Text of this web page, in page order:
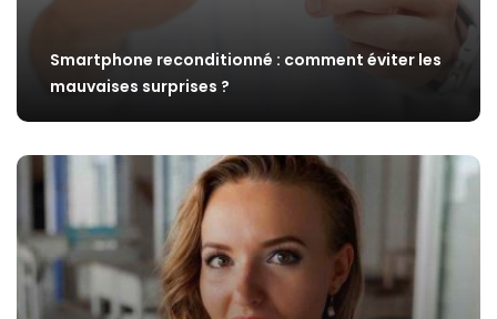
Smartphone reconditionné : comment éviter les
mauvaises surprises ?